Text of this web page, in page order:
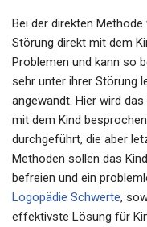
Bei der direkten
Störung direkt mit dem
Problemen und kann so
sehr unter ihrer Störung
angewandt. Hier wird
mit dem Kind
durchgeführt, die aber
Methoden sollen das
befreien und ein
Logopädie Schwerte,
effektivste Lösung für